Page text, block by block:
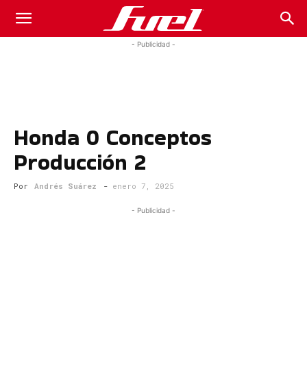
Fuel
Magazine
- Publicidad -
Honda 0 Conceptos
Producción 2
Por Andrés Suárez - enero 7, 2025
- Publicidad -